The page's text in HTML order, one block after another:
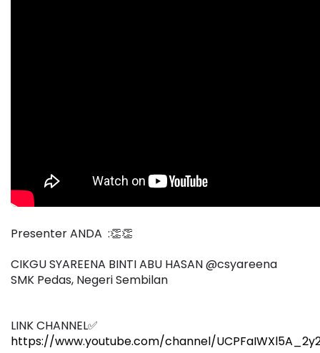
Presenter ANDA  :👏👏
CIKGU SYAREENA BINTI ABU HASAN @csyareena
SMK Pedas, Negeri Sembilan
LINK CHANNEL✅
https://www.youtube.com/channel/